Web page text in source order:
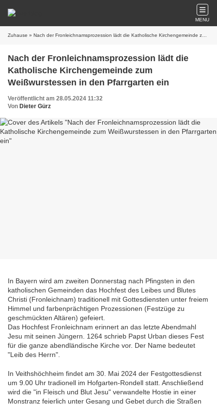
MENU
Zuhause » Nach der Fronleichnamsprozession lädt die Katholische Kirchengemeinde zum Weißwurstessen in den Pfarrgarten ein
Nach der Fronleichnamsprozession lädt die
Katholische Kirchengemeinde zum
Weißwurstessen in den Pfarrgarten ein
Veröffentlicht am 28.05.2024 11:32
Von Dieter Gürz
In Bayern wird am zweiten Donnerstag nach Pfingsten in den
katholischen Gemeinden das Hochfest des Leibes und Blutes
Christi (Fronleichnam) traditionell mit Gottesdiensten unter freiem
Himmel und farbenprächtigen Prozessionen (Festzüge zu
geschmückten Altären) gefeiert.
Das Hochfest Fronleichnam erinnert an das letzte Abendmahl
Jesu mit seinen Jüngern. 1264 schrieb Papst Urban dieses Fest
für die ganze abendländische Kirche vor. Der Name bedeutet
"Leib des Herrn".
In Veithshöchheim findet am 30. Mai 2024 der Festgottesdienst
um 9.00 Uhr tradionell im Hofgarten-Rondell statt. Anschließend
wird die "in Fleisch und Blut Jesu" verwandelte Hostie in einer
Monstranz feierlich unter Gesang und Gebet durch die Straßen